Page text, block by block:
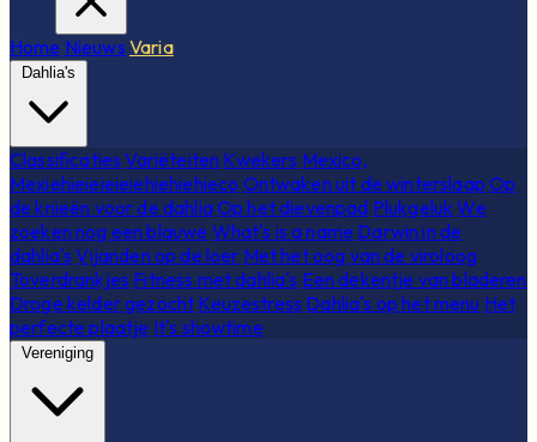
Home Nieuws Varia
Dahlia's
Classificaties Variëteiten Kwekers Mexico,
Mexiehieieieieiehiehiehieco Ontwaken uit de winterslaap Op
de knieën voor de dahliaOp het dievenpad Plukgeluk We
zoeken nog een blauwe What's is a name Darwin in de
dahlia's Vijanden op de loer Met het oog van de viroloog
Toverdrankjes Fitness met dahlia's Een dekentje van bladeren
Droge kelder gezocht Keuzestress Dahlia's op het menu Het
perfecte plaatje It's showtime
Vereniging